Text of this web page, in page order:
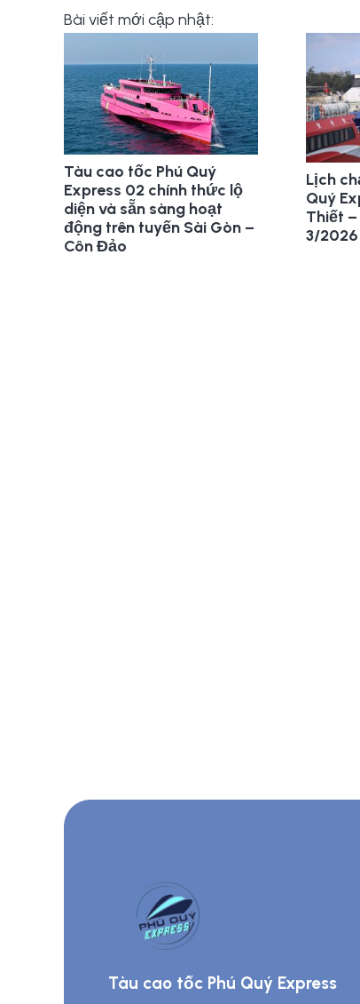
Bài viết mới cập nhật:
Tàu cao tốc Phú Quý
Express 02 chính thức lộ
diện và sẵn sàng hoạt
động trên tuyến Sài Gòn –
Côn Đảo
Lịch
Quý
Thiết
3/2026
Tàu cao tốc Phú Quý Express